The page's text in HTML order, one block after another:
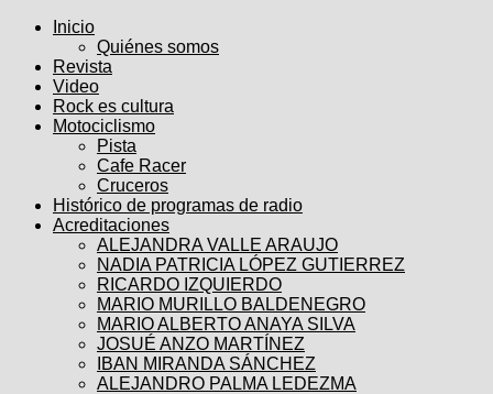
Inicio
Quiénes somos
Revista
Video
Rock es cultura
Motociclismo
Pista
Cafe Racer
Cruceros
Histórico de programas de radio
Acreditaciones
ALEJANDRA VALLE ARAUJO
NADIA PATRICIA LÓPEZ GUTIERREZ
RICARDO IZQUIERDO
MARIO MURILLO BALDENEGRO
MARIO ALBERTO ANAYA SILVA
JOSUÉ ANZO MARTÍNEZ
IBAN MIRANDA SÁNCHEZ
ALEJANDRO PALMA LEDEZMA